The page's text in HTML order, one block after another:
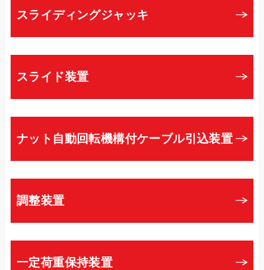
スライディングジャッキ
スライド装置
ナット自動回転機構付ケーブル引込装置
調整装置
一定荷重保持装置